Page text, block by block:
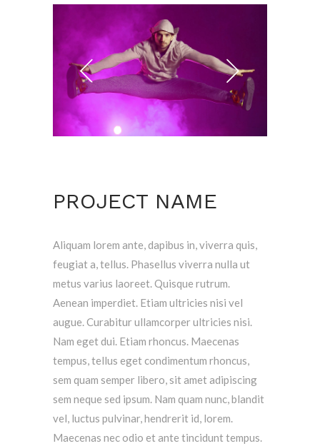
PROJECT NAME
Aliquam lorem ante, dapibus in, viverra quis,
feugiat a, tellus. Phasellus viverra nulla ut
metus varius laoreet. Quisque rutrum.
Aenean imperdiet. Etiam ultricies nisi vel
augue. Curabitur ullamcorper ultricies nisi.
Nam eget dui. Etiam rhoncus. Maecenas
tempus, tellus eget condimentum rhoncus,
sem quam semper libero, sit amet adipiscing
sem neque sed ipsum. Nam quam nunc, blandit
vel, luctus pulvinar, hendrerit id, lorem.
Maecenas nec odio et ante tincidunt tempus.